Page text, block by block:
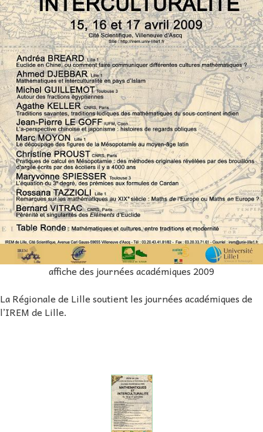
affiche des journées académiques 2009
La Régionale de Lille soutient les journées académiques de
l’IREM de Lille.